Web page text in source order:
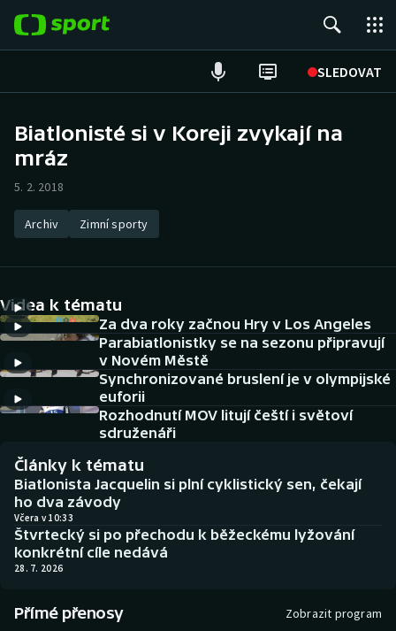
SLEDOVAT
Hokej
Atletika
DALŠÍ SPORTY
Americký fotbal
Baseball a softbal
Biatlon
Boby a skeleton
Curling
NEPŘEHLÉDNĚTE
Soutěže
Aplikace ČT sport
AZ kvíz
Biatlonisté si v Koreji zvykají na
mráz
5. 2. 2018
Archiv Zimní sporty
Videa k tématu
Za dva roky začnou Hry v Los Angeles
Parabiatlonistky se na sezonu připravují
v Novém Městě
Synchronizované bruslení je v olympijské
euforii
Rozhodnutí MOV litují čeští i světoví
sdruženáři
Články k tématu
Biatlonista Jacquelin si plní cyklistický sen, čekají
ho dva závody
Včera v 10:33
Štvrtecký si po přechodu k běžeckému lyžování
konkrétní cíle nedává
28. 7. 2026
Přímé přenosy Zobrazit program